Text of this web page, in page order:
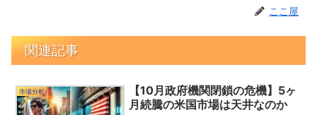
ここ屋
関連記事
市場分析
【10月政府機関閉鎖の危機】5ヶ
月続騰の米国市場は天井なのか